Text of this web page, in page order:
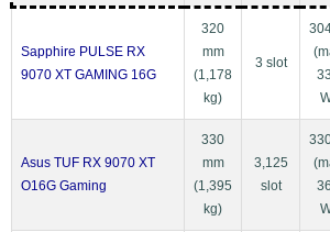
Sapphire PULSE RX
9070 XT GAMING 16G
320
mm
(1,178
kg)
3 slot
Asus TUF RX 9070 XT
O16G Gaming
330
mm
(1,395
kg)
3,125
slot